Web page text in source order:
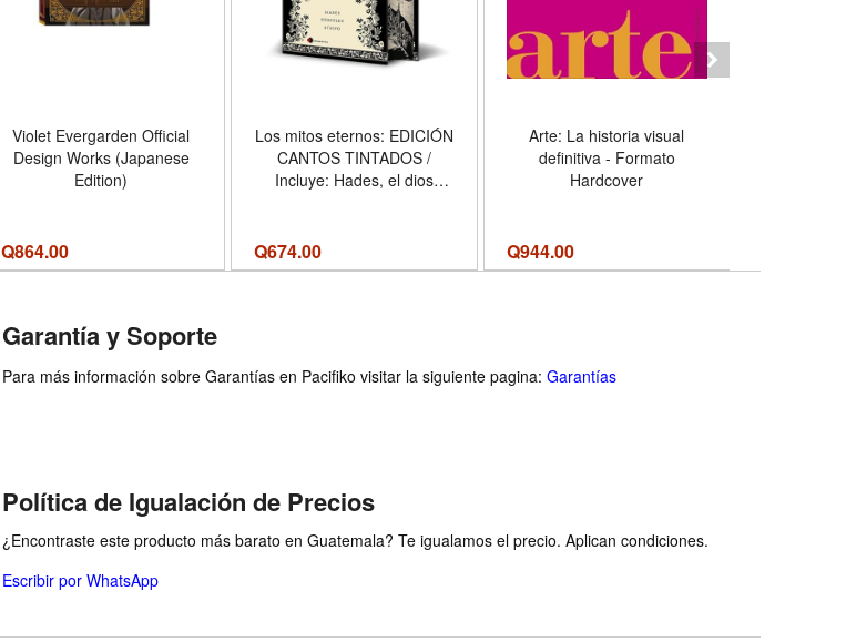
Violet Evergarden Official
Design Works (Japanese
Edition)
Q864.00
Los mitos eternos: EDICIÓN
CANTOS TINTADOS /
Incluye: Hades, el dios
Sísifo, el hombre que
engañó a la muerte -
Q674.00
Arte: La historia visual
definitiva - Formato
Hardcover
Q944.00
Garantía y Soporte
Para más información sobre Garantías en Pacifiko visitar la siguiente pagina: Garantías
Política de Igualación de Precios
¿Encontraste este producto más barato en Guatemala? Te igualamos el precio. Aplican condiciones.
Escribir por WhatsApp